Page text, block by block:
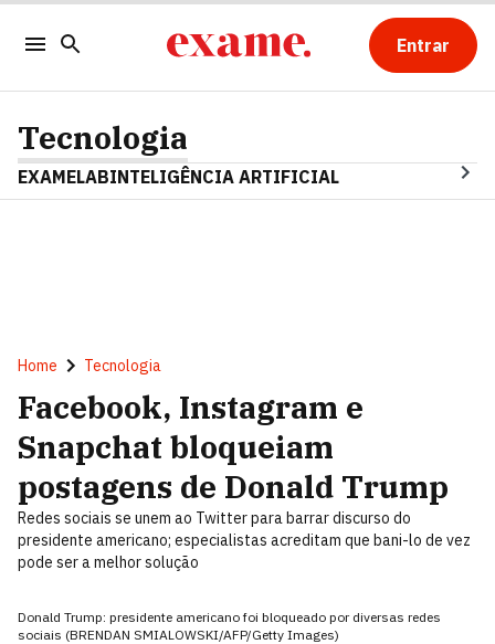
Entrar
Tecnologia
EXAMELABINTELIGÊNCIA ARTIFICIAL
Home Tecnologia
Facebook, Instagram e
Snapchat bloqueiam
postagens de Donald Trump
Redes sociais se unem ao Twitter para barrar discurso do
presidente americano; especialistas acreditam que bani-lo de vez
pode ser a melhor solução
Donald Trump: presidente americano foi bloqueado por diversas redes
sociais (BRENDAN SMIALOWSKI/AFP/Getty Images)